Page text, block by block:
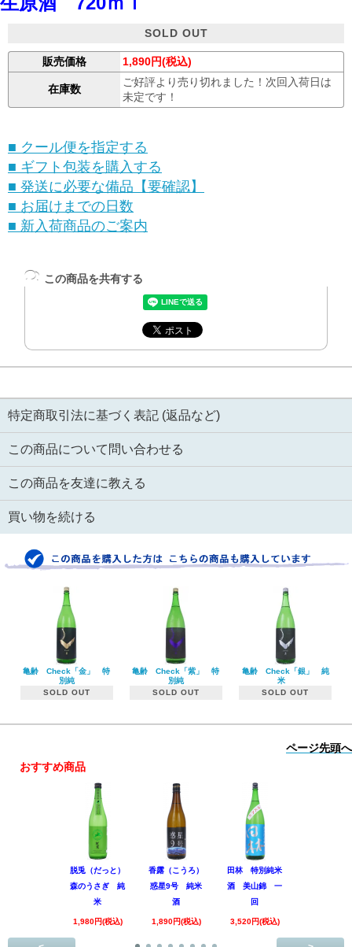
SOLD OUT
販売価格 1,890円(税込)
在庫数
ご好評より売り切れました！次回入荷日は
未定です！
■ クール便を指定する
■ ギフト包装を購入する
■ 発送に必要な備品【要確認】
■ お届けまでの日数
■ 新入荷商品のご案内
この商品を共有する
特定商取引法に基づく表記 (返品など)
この商品について問い合わせる
この商品を友達に教える
買い物を続ける
亀齢 Check「金」 特
別純
SOLD OUT
亀齢 Check「紫」 特
別純
SOLD OUT
亀齢 Check「銀」 純
米
SOLD OUT
ページ先頭へ
おすすめ商品
脱兎（だっと）
森のうさぎ 純
米
1,980円(税込)
香露（こうろ）
惑星9号 純米
酒
1,890円(税込)
田林 特別純米
酒 美山錦 一
回
3,520円(税込)